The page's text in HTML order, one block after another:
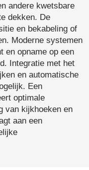
andere kwetsbare
dekken. De
en bekabeling of
Moderne systemen
en opname op een
Integratie met het
en automatische
Een
optimale
van kijkhoeken en
aan een